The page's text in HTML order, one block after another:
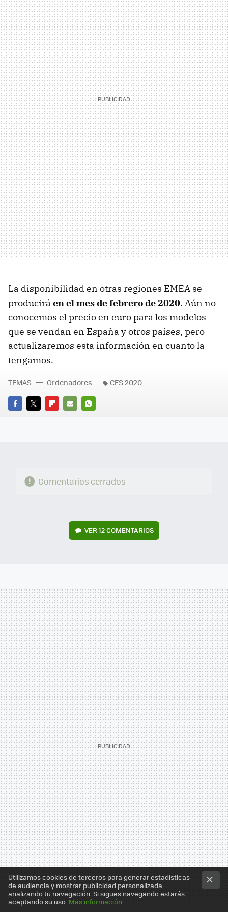
La disponibilidad en otras regiones EMEA se
producirá en el mes de febrero de 2020. Aún no
conocemos el precio en euro para los modelos
que se vendan en España y otros países, pero
actualizaremos esta información en cuanto la
tengamos.
FACEBOOK
TWITTERFLIPBOARD
E-
WHATSAPP
TEMAS Ordenadores CES 2020
Comentarios cerrados
VER12 COMENTARIOS
Utilizamos cookies de terceros para generar estadísticas
de audiencia y mostrar publicidad personalizada
analizando tu navegación. Si sigues navegando estarás
aceptando su uso. Más información